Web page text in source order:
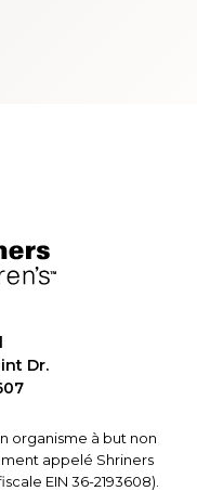
Dr.
organisme à but non
appelé Shriners
EIN 36-2193608).